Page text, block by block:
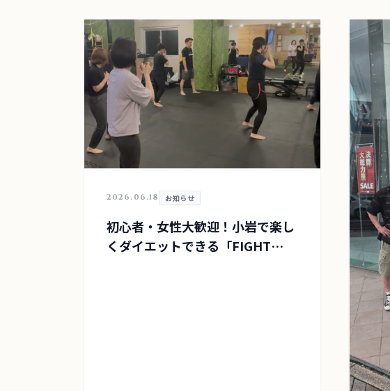
2026.06.18 お知らせ
初心者・女性大歓迎！小岩で楽し
くダイエットできる「FIGHT